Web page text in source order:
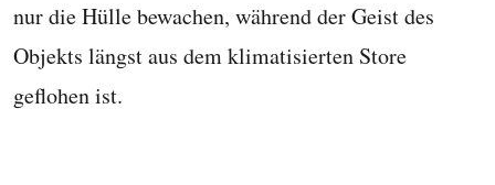
nur die Hülle bewachen, während der Geist des
Objekts längst aus dem klimatisierten Store
geflohen ist.